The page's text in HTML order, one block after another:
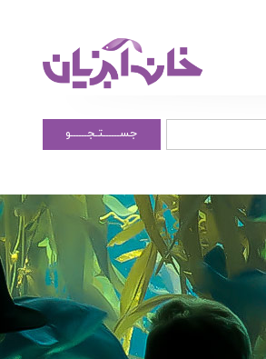
جســــــتـجــــــو